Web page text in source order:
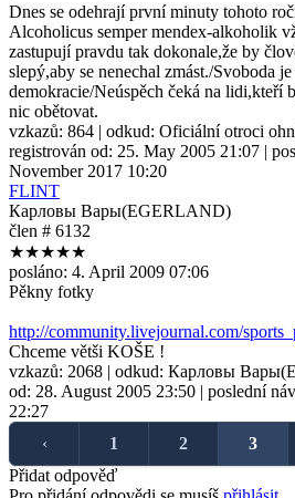
Dnes se odehrají první minuty tohoto
Alcoholicus semper mendex-alkoholik
zastupují pravdu tak dokonale,že by
slepý,aby se nenechal zmást./Svoboda
demokracie/Neúspěch čeká na lidi,kteří
nic obětovat.
vzkazů: 864 | odkud: Oficiální otroci
registrován od: 25. May 2005 21:07 |
November 2017 10:20
FLINT
Карловы Вары(EGERLAND)
člen # 6132
★★★★★
posláno: 4. April 2009 07:06
Pěkny fotky
http://community.livejournal.com/
Chceme větši KOŠE !
vzkazů: 2068 | odkud: Карловы
od: 28. August 2005 23:50 | poslední
22:27
‹
1 2 3
Přidat odpověď